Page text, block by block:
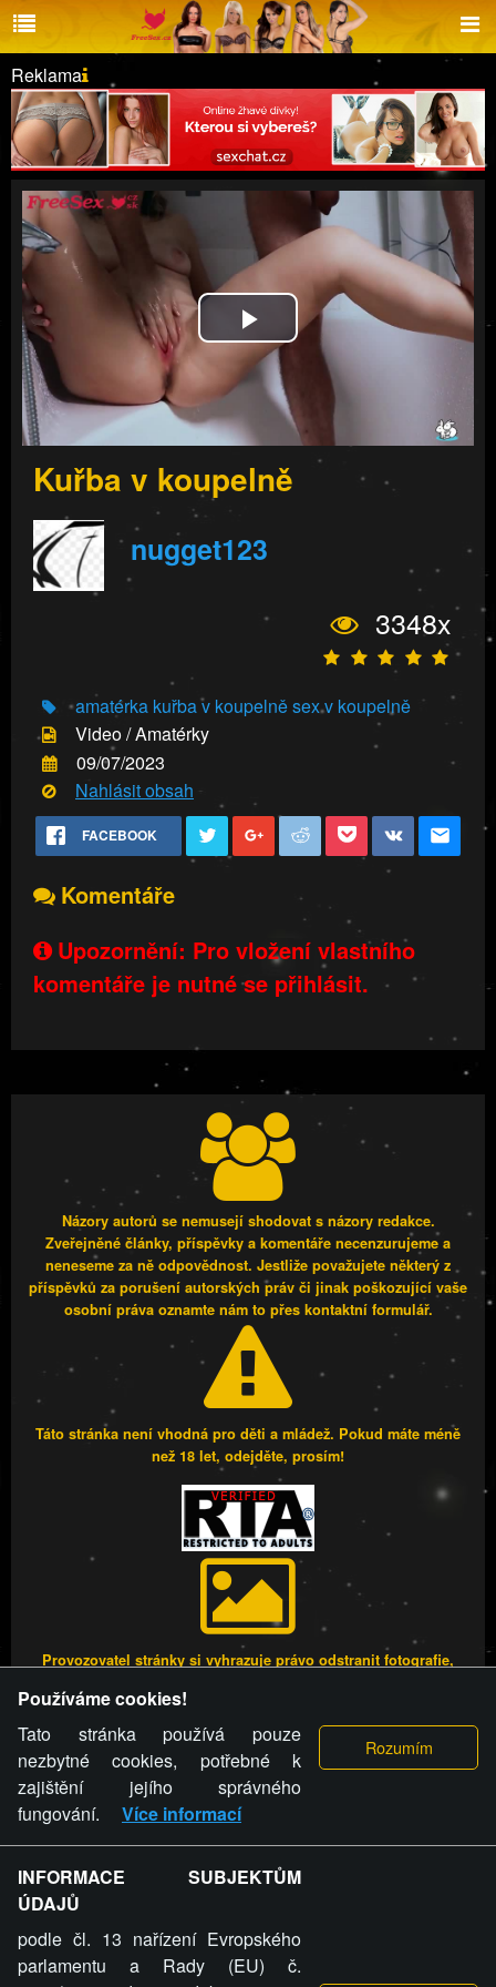
Reklama
Play
Video
Kuřba v koupelně
nugget123
3348x
amatérka kuřba v koupelněsex v koupelně
Video / Amatérky
09/07/2023
Nahlásit obsah
FACEBOOK
Komentáře
Upozornění: Pro vložení vlastního
komentáře je nutné se přihlásit.
Názory autorů se nemusejí shodovat s názory redakce.
Zveřejněné články, příspěvky a komentáře necenzurujeme a
neneseme za ně odpovědnost. Jestliže považujete některý z
příspěvků za porušení autorských práv či jinak poškozující vaše
osobní práva oznamte nám to přes kontaktní formulář.
Táto stránka není vhodná pro děti a mládež. Pokud máte méně
než 18 let, odejděte, prosím!
Provozovatel stránky si vyhrazuje právo odstranit fotografie,
stránky týče, ani osoba, která umístila fotografii nebo video na
stránku, nemůže z důvodu odstranění fotografie, videa nebo
komentáře pro výše uvedenou okolnost uplatnit vůči
provozovateli stránky žádný nárok na náhradu škody nebo
nemajetkové újmy.
FREESEX.CZ - to je Vaše každodenní dávka
Používáme cookies!
Tato stránka používá pouze
nezbytné cookies, potřebné k
zajištění jejího správného
fungování.
Více informací
INFORMACE SUBJEKTŮM
ÚDAJŮ
podle čl. 13 nařízení Evropského
parlamentu a Rady (EU) č.